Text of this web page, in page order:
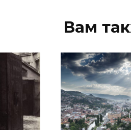
Вам